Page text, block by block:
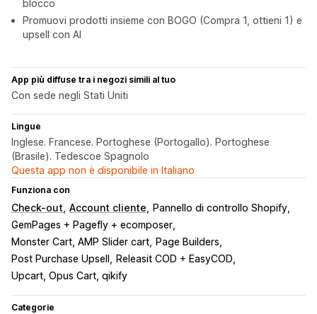
blocco
Promuovi prodotti insieme con BOGO (Compra 1, ottieni 1) e
upsell con AI
App più diffuse tra i negozi simili al tuo
Con sede negli Stati Uniti
Lingue
Inglese. Francese. Portoghese (Portogallo). Portoghese
(Brasile). Tedescoe Spagnolo
Questa app non è disponibile in Italiano
Funziona con
Check-out Account cliente
Pannello di controllo Shopify
GemPages + Pagefly + ecomposer
Monster Cart, AMP Slider cart
Page Builders
Post Purchase Upsell
Releasit COD + EasyCOD
Upcart, Opus Cart, qikify
Categorie